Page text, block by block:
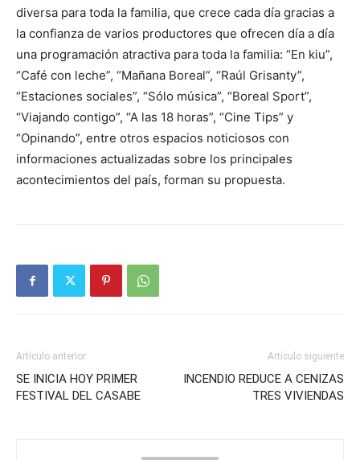
diversa para toda la familia, que crece cada día gracias a
la confianza de varios productores que ofrecen día a día
una programación atractiva para toda la familia: “En kiu”,
“Café con leche”, “Mañana Boreal”, “Raúl Grisanty”,
“Estaciones sociales”, “Sólo música”, “Boreal Sport”,
“Viajando contigo”, “A las 18 horas”, “Cine Tips” y
“Opinando”, entre otros espacios noticiosos con
informaciones actualizadas sobre los principales
acontecimientos del país, forman su propuesta.
Artículo anterior
SE INICIA HOY PRIMER
FESTIVAL DEL CASABE
Artículo siguiente
INCENDIO REDUCE A CENIZAS
TRES VIVIENDAS